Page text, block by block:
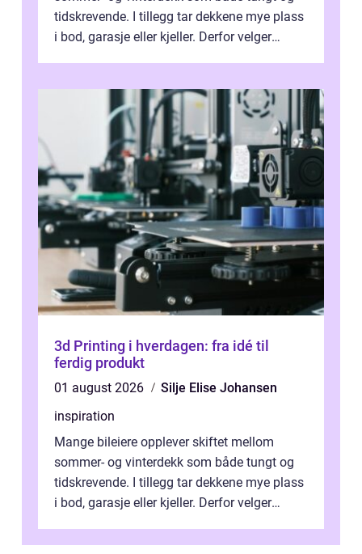
tidskrevende. I tillegg tar dekkene mye plass
i bod, garasje eller kjeller. Derfor velger
3d Printing i hverdagen: fra idé til
ferdig produkt
01 august 2026
Silje Elise Johansen
inspiration
Mange bileiere opplever skiftet mellom
sommer- og vinterdekk som både tungt og
tidskrevende. I tillegg tar dekkene mye plass
i bod, garasje eller kjeller. Derfor velger